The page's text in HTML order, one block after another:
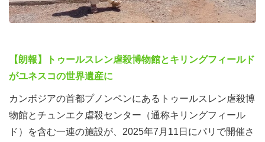
【朗報】トゥールスレン虐殺博物館とキリングフィールド
がユネスコの世界遺産に
カンボジアの首都プノンペンにあるトゥールスレン虐殺博
物館とチュンエク虐殺センター（通称キリングフィール
ド）を含む一連の施設が、2025年7月11日にパリで開催さ